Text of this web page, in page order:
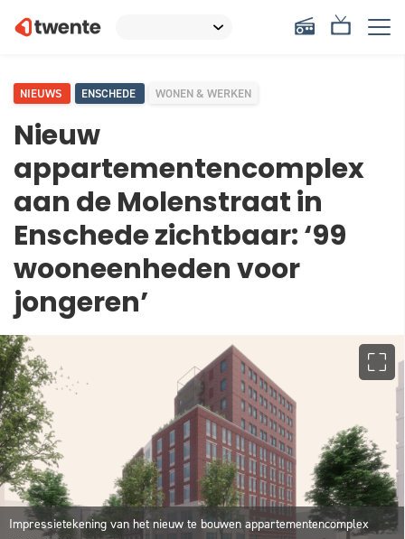
NIEUWS ENSCHEDE WONEN & WERKEN
Nieuw
appartementencomplex
aan de Molenstraat in
Enschede zichtbaar: ‘99
wooneenheden voor
jongeren’
Impressietekening van het nieuw te bouwen appartementencomplex